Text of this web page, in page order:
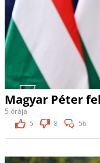
Magyar Péter
5 órája
5
8 56